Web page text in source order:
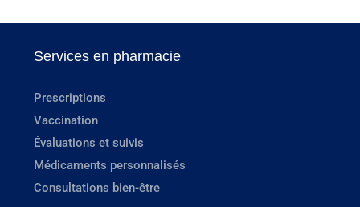
Services en pharmacie
Prescriptions
Vaccination
Évaluations et suivis
Médicaments personnalisés
Consultations bien-être